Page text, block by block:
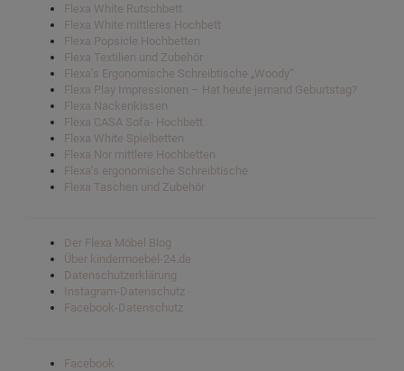
Flexa White Rutschbett
Flexa White mittleres Hochbett
Flexa Popsicle Hochbetten
Flexa Textilien und Zubehör
Flexa’s Ergonomische Schreibtische „Woody“
Flexa Play Impressionen – Hat heute jemand Geburtstag?
Flexa Nackenkissen
Flexa CASA Sofa- Hochbett
Flexa White Spielbetten
Flexa Nor mittlere Hochbetten
Flexa’s ergonomische Schreibtische
Flexa Taschen und Zubehör
Der Flexa Möbel Blog
Über kindermoebel-24.de
Datenschutzerklärung
Instagram-Datenschutz
Facebook-Datenschutz
Facebook